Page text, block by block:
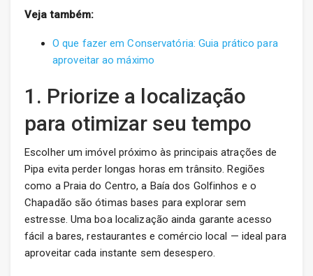
Veja também:
O que fazer em Conservatória: Guia prático para
aproveitar ao máximo
1. Priorize a localização
para otimizar seu tempo
Escolher um imóvel próximo às principais atrações de
Pipa evita perder longas horas em trânsito. Regiões
como a Praia do Centro, a Baía dos Golfinhos e o
Chapadão são ótimas bases para explorar sem
estresse. Uma boa localização ainda garante acesso
fácil a bares, restaurantes e comércio local — ideal para
aproveitar cada instante sem desespero.